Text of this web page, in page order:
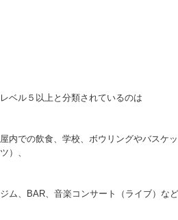
レベル５以上と分類されているのは
屋内での飲食、学校、ボウリングやバスケ
ツ）、
ジム、BAR、音楽コンサート（ライブ）など